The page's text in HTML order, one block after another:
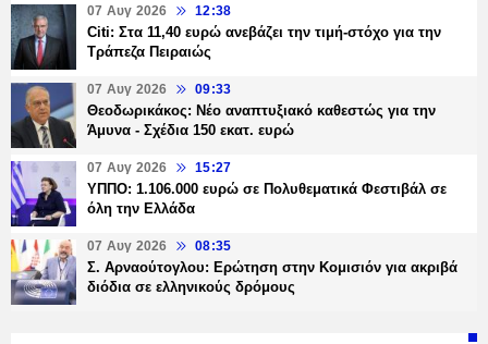
07 Αυγ 2026 12:38
Citi: Στα 11,40 ευρώ ανεβάζει την τιμή-στόχο για την
Τράπεζα Πειραιώς
07 Αυγ 2026 09:33
Θεοδωρικάκος: Νέο αναπτυξιακό καθεστώς για την
Άμυνα - Σχέδια 150 εκατ. ευρώ
07 Αυγ 2026 15:27
ΥΠΠΟ: 1.106.000 ευρώ σε Πολυθεματικά Φεστιβάλ σε
όλη την Ελλάδα
07 Αυγ 2026 08:35
Σ. Αρναούτογλου: Ερώτηση στην Κομισιόν για ακριβά
διόδια σε ελληνικούς δρόμους